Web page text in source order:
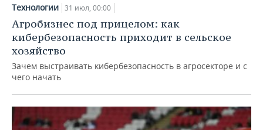
Технологии 31 июл, 00:00
Агробизнес под прицелом: как
кибербезопасность приходит в сельское
хозяйство
Зачем выстраивать кибербезопасность в агросекторе и с
чего начать